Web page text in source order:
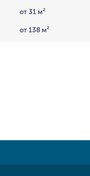
от 31 м²
от 138 м²